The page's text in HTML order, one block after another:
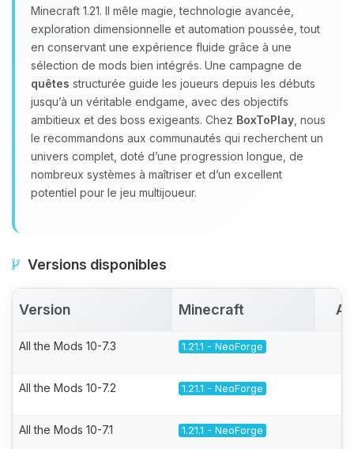
Minecraft 1.21. Il mêle magie, technologie avancée,
exploration dimensionnelle et automation poussée, tout
en conservant une expérience fluide grâce à une
sélection de mods bien intégrés. Une campagne de
quêtes structurée guide les joueurs depuis les débuts
jusqu’à un véritable endgame, avec des objectifs
ambitieux et des boss exigeants. Chez BoxToPlay , nous
le recommandons aux communautés qui recherchent un
univers complet, doté d’une progression longue, de
nombreux systèmes à maîtriser et d’un excellent
potentiel pour le jeu multijoueur.
Versions disponibles
Version Minecraft
All the Mods 10-7.3 1.21.1 - NeoForge
All the Mods 10-7.2 1.21.1 - NeoForge
All the Mods 10-7.1 1.21.1 - NeoForge